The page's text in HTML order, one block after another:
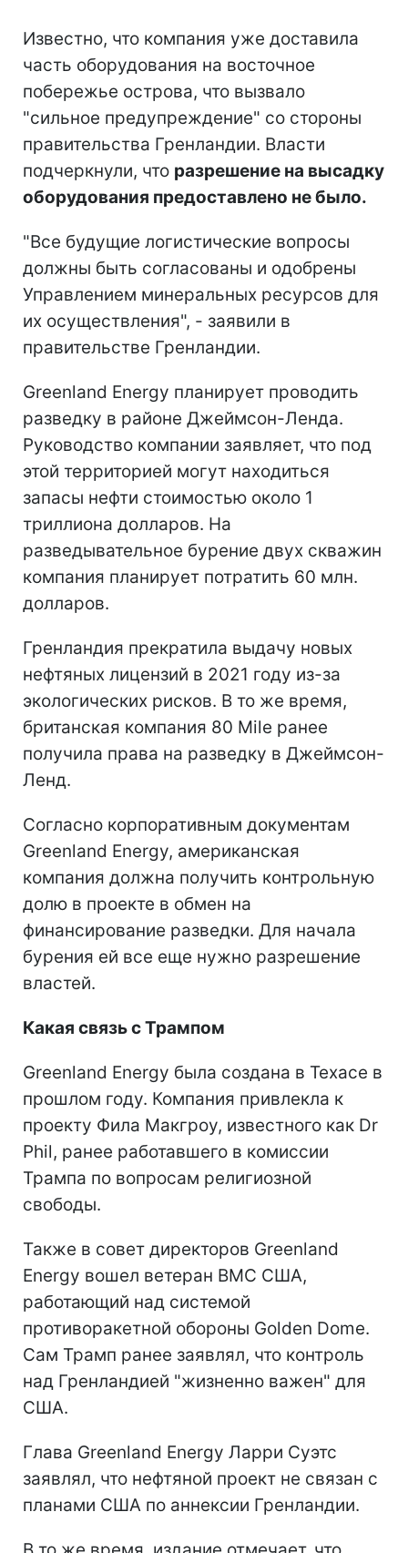
Известно, что компания уже доставила
часть оборудования на восточное
побережье острова, что вызвало
"сильное предупреждение" со стороны
правительства Гренландии. Власти
подчеркнули, что разрешение на высадку
оборудования предоставлено не было.
"Все будущие логистические вопросы
должны быть согласованы и одобрены
Управлением минеральных ресурсов для
их осуществления", - заявили в
правительстве Гренландии.
Greenland Energy планирует проводить
разведку в районе Джеймсон-Ленда.
Руководство компании заявляет, что под
этой территорией могут находиться
запасы нефти стоимостью около 1
триллиона долларов. На
разведывательное бурение двух скважин
компания планирует потратить 60 млн.
долларов.
Гренландия прекратила выдачу новых
нефтяных лицензий в 2021 году из-за
экологических рисков. В то же время,
британская компания 80 Mile ранее
получила права на разведку в Джеймсон-
Ленд.
Согласно корпоративным документам
Greenland Energy, американская
компания должна получить контрольную
долю в проекте в обмен на
финансирование разведки. Для начала
бурения ей все еще нужно разрешение
властей.
Какая связь с Трампом
Greenland Energy была создана в Техасе в
прошлом году. Компания привлекла к
проекту Фила Макгроу, известного как Dr
Phil, ранее работавшего в комиссии
Трампа по вопросам религиозной
свободы.
Также в совет директоров Greenland
Energy вошел ветеран ВМС США,
работающий над системой
противоракетной обороны Golden Dome.
Сам Трамп ранее заявлял, что контроль
над Гренландией "жизненно важен" для
США.
Глава Greenland Energy Ларри Суэтс
заявлял, что нефтяной проект не связан с
планами США по аннексии Гренландии.